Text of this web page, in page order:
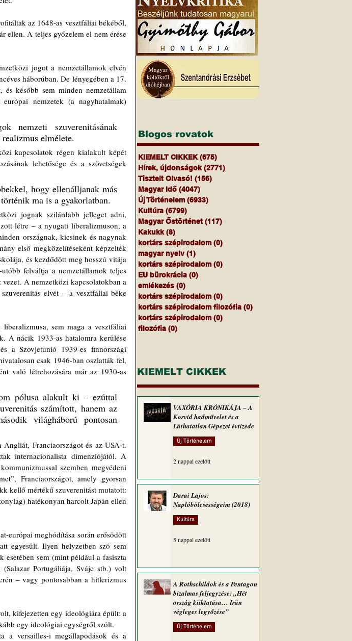
az 1648-as vesztfáliai békéből,
ellen. A teljes győzelem el nem érése
jogot a nemzetállamok elvén
háborúban. De lényegében a 17.
és később sem minden nemzetállam
nemzetek (a nagyhatalmak)
nemzeti szuverenitásának
elmélete.
kapcsolatok régen kialakult képét
lehetősége és a szövetségek
hogy ellenálljanak más
ma is a gyakorlatban.
jognak szilárdabb jelleget adni,
létre – a nyugati liberalizmuson, a
országnak, kicsinek és nagynak
első megközelítéseként képzelték
és kezdődött meg hosszú vitája
felváltja a nemzetállamok teljes
vezet. A nemzetközi kapcsolatokban a
elvét – a vesztfáliai béke
sem maga a vesztfáliai
A nácik 1933-as hatalomra kerülése
a Szovjetunió 1939-es finnországi
csak 1946-ban oszlatták fel,
való létrehozására már az 1930-as
pólusa alakult ki – ezúttal
számított, hanem az
világháború pontosan
Franciaországot és az USA-t.
internacionalista dimenziójától. A
szemben megvédeni
Franciaországot, amely gyorsan
kellő mértékű szuverenitást mutatott:
hatékonyan harcolt Japán ellen
európai meghódítása során erősödött
egyesült. Ilyen helyzetben szó sem
sem (mint például a fasiszta
Portugáliája, Svájc stb.) volt
– vagy pontosabban a hitlerizmus
kifejezetten egy ideológiára épült: a
egy ideológiai egységről szólt.
a versailles-i megállapodások és a
Blogos rovatok
KIEMELT CIKKEK (675)
Hírek, újdonságok (2771)
Tisztelt Olvasó! (156)
Magyar Idő (4047)
Új Történelem (6933)
Kultúra (6799)
Magyar Őstörténet (117)
Kakukk (8)
kortárs szépirodalom (0)
magyar nyelv (1)
kortárs szépirodalom (0)
EU bürokrácia (0)
emlékezés (0)
kortárs szépirodalom (0)
kortárs szépirodalom filozófia (0)
kortárs szépirodalom (0)
filozófia (0)
KIEMELT CIKKEK
VAXÓRIA KRÓNIKÁJA ‒ A
Korvid hadművelet és a
Láthatatlan Gépezet évtizede
Új Történelem
2 nappal ezelőtt
Darai Lajos:
Naplóbölcsességeim (2018)
Kultúra
5 nappal ezelőtt
A Rothschildok és a Pentagon
bizalmas feljegyzése: „Hét
ország kiiktatása… Irán
végleges legyőzése”
Új Történelem